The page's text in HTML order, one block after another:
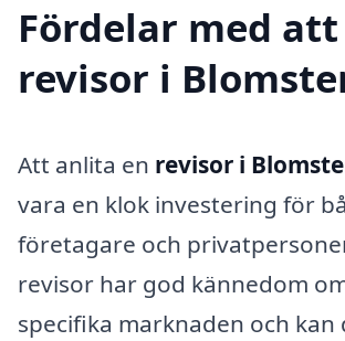
Fördelar med
revisor i
Att anlita en revisor i
vara en klok investering för
företagare och
revisor har god kännedom
specifika marknaden och kan